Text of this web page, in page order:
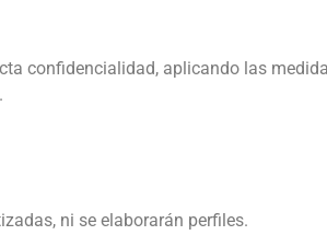
confidencialidad, aplicando las
ni se elaborarán perfiles.